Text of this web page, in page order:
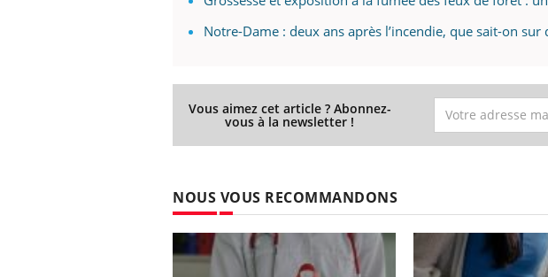
Notre-Dame : deux ans après l’incendie, que sait-on
Vous aimez cet article ? Abonnez-
vous à la newsletter !
NOUS VOUS RECOMMANDONS